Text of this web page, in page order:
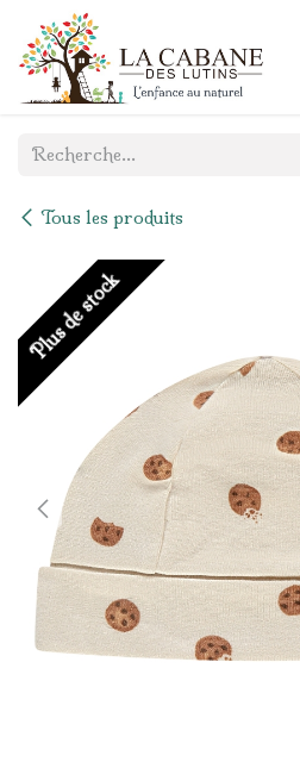
Se rendre au contenu
Tous les produits
Plus de stock